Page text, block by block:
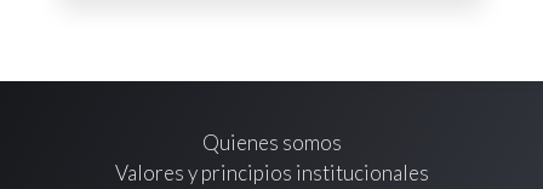
Quienes somos
Valores y principios institucionales